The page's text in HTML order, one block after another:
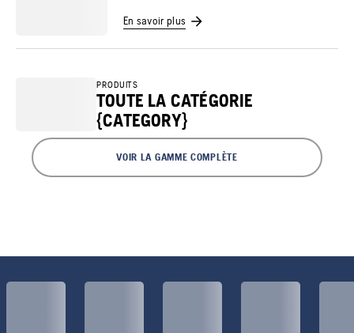
En savoir plus
PRODUITS
TOUTE LA CATÉGORIE
{CATEGORY}
VOIR LA GAMME COMPLÈTE